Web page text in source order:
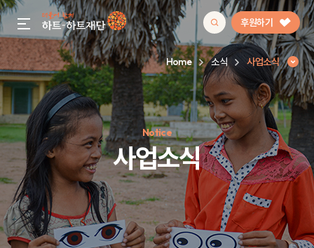
gnb menu open 후원하기
인기 키워드
#정기후원#하트플레이스#캠페인#팬덤후원
Home 소식 사업소식
Notice
사업소식